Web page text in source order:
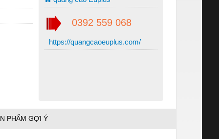
0392 559 068
https://quangcaoeuplus.com/
PHẨM GỢI Ý